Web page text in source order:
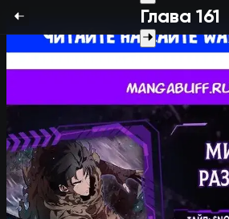
Глава 161